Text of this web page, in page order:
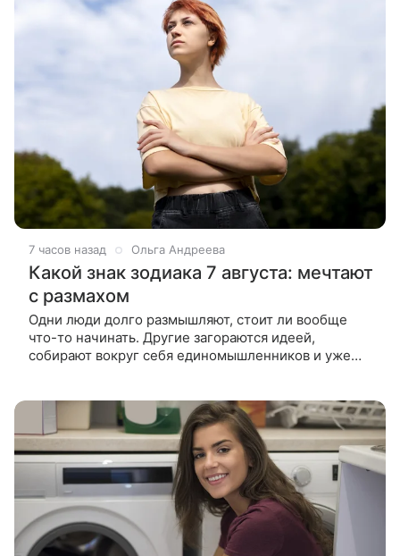
7 часов назад Ольга Андреева
Какой знак зодиака 7 августа: мечтают
с размахом
Одни люди долго размышляют, стоит ли вообще
что-то начинать. Другие загораются идеей,
собирают вокруг себя единомышленников и уже